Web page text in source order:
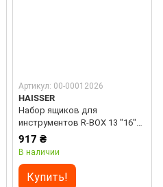
Артикул: 00-00012026
HAISSER
Набор ящиков для
инструментов R-BOX 13 "16"
385 * 230 * 204 Haisser
917 ₴
В наличии
Купить!